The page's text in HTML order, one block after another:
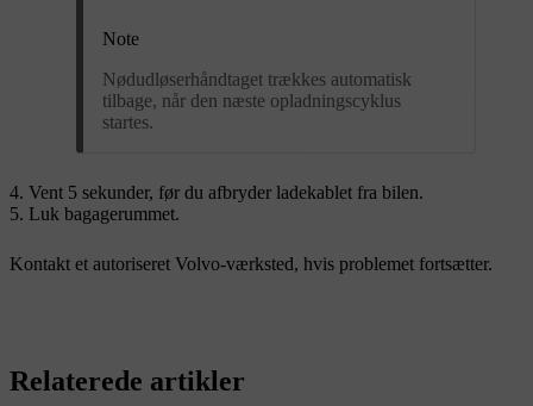
Note
Nødudløserhåndtaget trækkes automatisk
tilbage, når den næste opladningscyklus
startes.
Vent 5 sekunder, før du afbryder ladekablet fra bilen.
Luk bagagerummet.
Kontakt et autoriseret Volvo-værksted, hvis problemet fortsætter.
Relaterede artikler